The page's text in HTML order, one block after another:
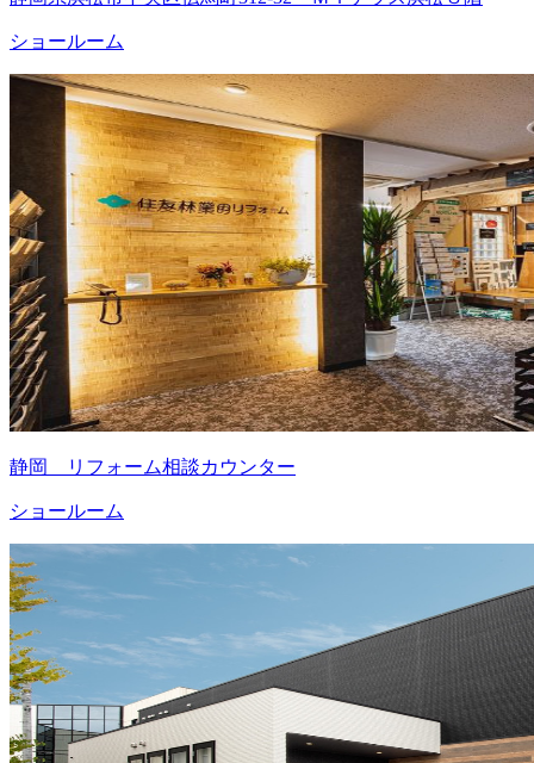
ショールーム
静岡 リフォーム相談カウンター
ショールーム